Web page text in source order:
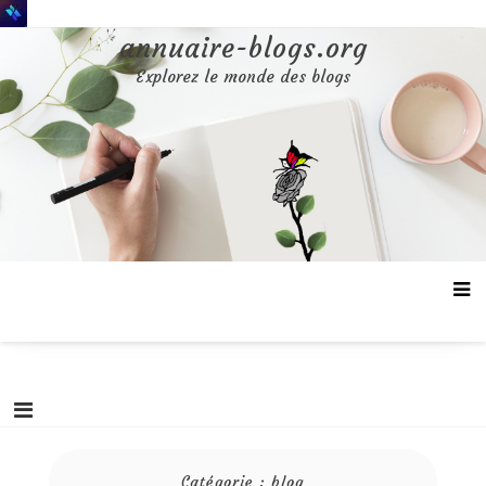
Aller
au
annuaire-blogs.org
Explorez le monde des blogs
Catégorie :blog